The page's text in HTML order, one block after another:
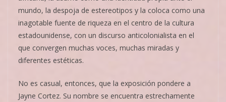
mundo, la despoja de estereotipos y la coloca como una
inagotable fuente de riqueza en el centro de la cultura
estadounidense, con un discurso anticolonialista en el
que convergen muchas voces, muchas miradas y
diferentes estéticas.
No es casual, entonces, que la exposición pondere a
Jayne Cortez. Su nombre se encuentra estrechamente